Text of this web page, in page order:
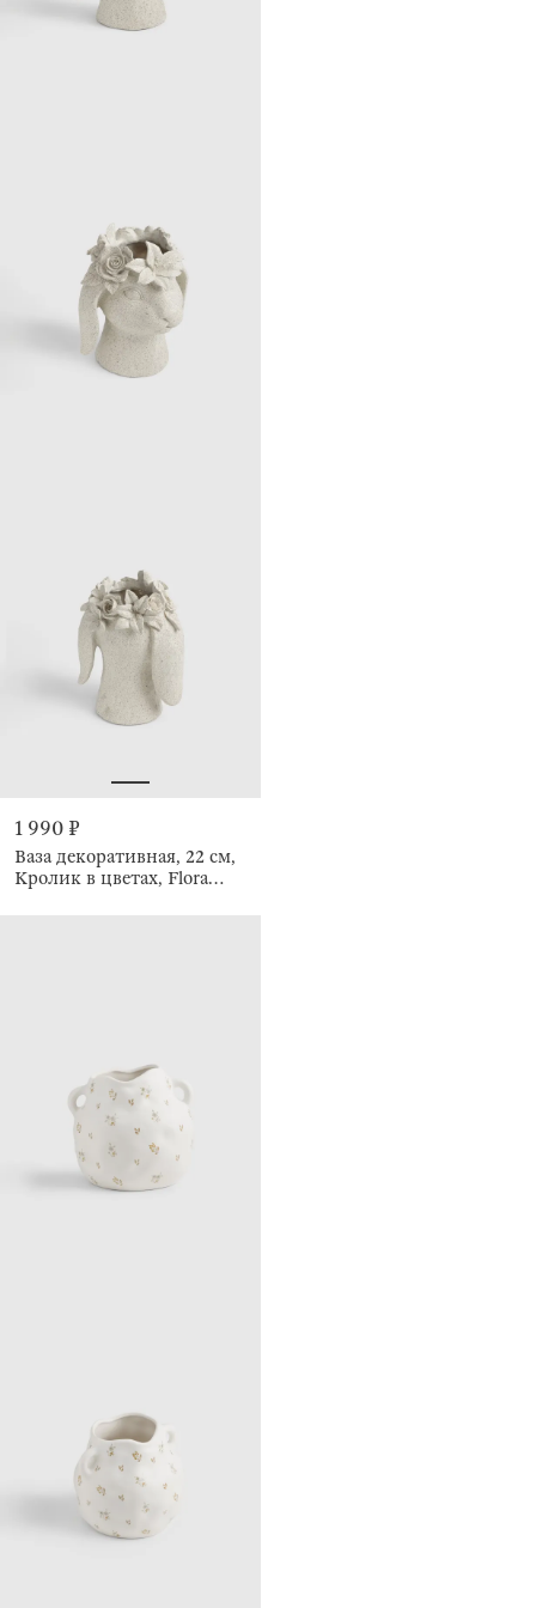
1 990 ₽
Ваза декоративная, 22 см,
Кролик в цветах, Flora